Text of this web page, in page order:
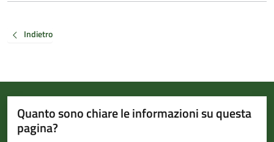
Indietro
Quanto sono chiare le informazioni su questa
pagina?